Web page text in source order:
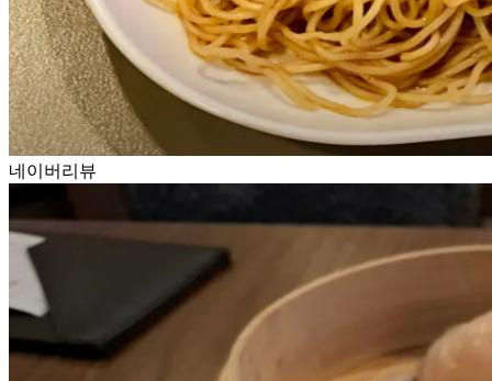
네이버리뷰